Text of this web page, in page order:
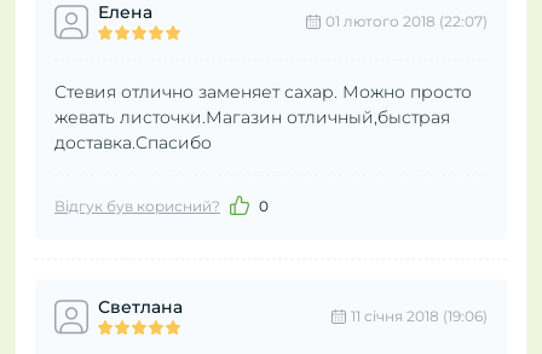
Елена 01 лютого 2018 (22:07)
Стевия отлично заменяет сахар. Можно просто
жевать листочки.Магазин отличный,быстрая
доставка.Спасибо
Відгук був корисний? 0
Светлана 11 cічня 2018 (19:06)